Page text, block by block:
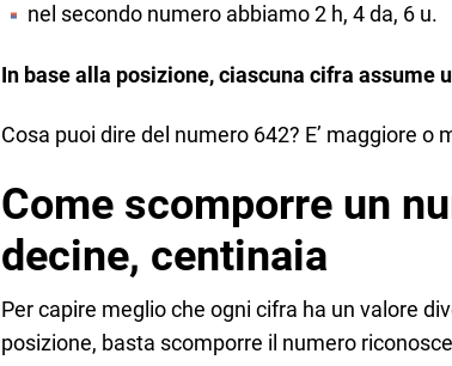
nel secondo numero abbiamo 2 h, 4 da, 6 u.
In base alla posizione, ciascuna cifra assume
Cosa puoi dire del numero 642? E’ maggiore o
Come scomporre un
decine, centinaia
Per capire meglio che ogni cifra ha un valore
posizione, basta scomporre il numero